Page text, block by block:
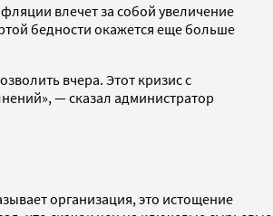
влечет за собой увеличение
бедности окажется еще больше
вчера. Этот кризис с
— сказал администратор
организация, это истощение